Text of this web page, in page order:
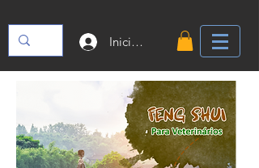
Iniciar sesión